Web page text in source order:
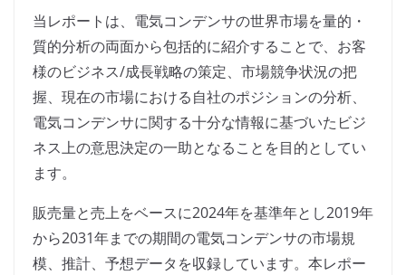
当レポートは、電気コンデンサの世界市場を量的・
質的分析の両面から包括的に紹介することで、お客
様のビジネス/成長戦略の策定、市場競争状況の把
握、現在の市場における自社のポジションの分析、
電気コンデンサに関する十分な情報に基づいたビジ
ネス上の意思決定の一助となることを目的としてい
ます。
販売量と売上をベースに2024年を基準年とし2019年
から2031年までの期間の電気コンデンサの市場規
模、推計、予想データを収録しています。本レポー